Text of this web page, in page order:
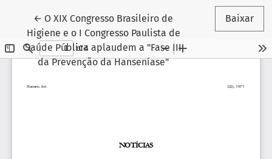
← Voltar aos Detalhes do Artigo
O XIX Congresso Brasileiro de
Higiene e o I Congresso Paulista de
Saúde Pública aplaudem a "Fase III
da Prevenção da Hanseníase"
Baixar